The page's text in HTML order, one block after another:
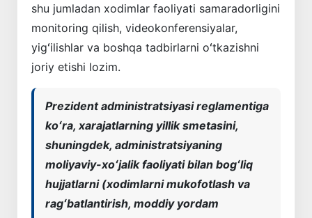
shu jumladan xodimlar faoliyati samaradorligini
monitoring qilish, videokonferensiyalar,
yigʻilishlar va boshqa tadbirlarni oʻtkazishni
joriy etishi lozim.
Prezident administratsiyasi reglamentiga
koʻra, xarajatlarning yillik smetasini,
shuningdek, administratsiyaning
moliyaviy-xoʻjalik faoliyati bilan bogʻliq
hujjatlarni (xodimlarni mukofotlash va
ragʻbatlantirish, moddiy yordam